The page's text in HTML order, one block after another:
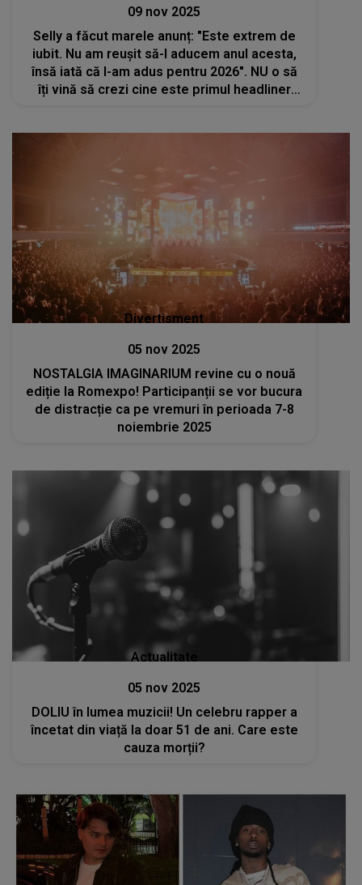
09 nov 2025
Selly a făcut marele anunț: "Este extrem de
iubit. Nu am reușit să-l aducem anul acesta,
însă iată că l-am adus pentru 2026". NU o să
îți vină să crezi cine este primul headliner
Divertisment
05 nov 2025
NOSTALGIA IMAGINARIUM revine cu o nouă
ediție la Romexpo! Participanții se vor bucura
de distracție ca pe vremuri în perioada 7-8
noiembrie 2025
Actualitate
05 nov 2025
DOLIU în lumea muzicii! Un celebru rapper a
încetat din viață la doar 51 de ani. Care este
cauza morții?